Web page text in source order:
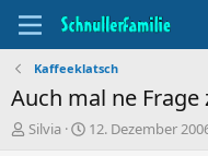
Kaffeeklatsch
Auch mal ne Frage
T
Silvia
B12. Dezember